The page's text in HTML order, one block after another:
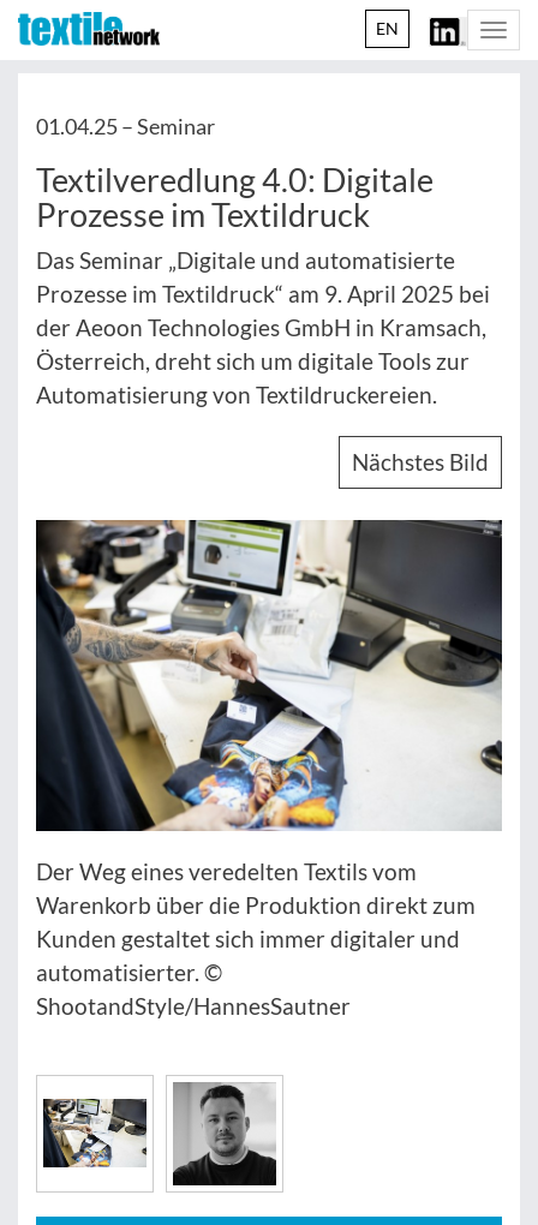
EN
01.04.25 –Seminar
Textilveredlung 4.0: Digitale
Prozesse im Textildruck
Das Seminar „Digitale und automatisierte
Prozesse im Textildruck“ am 9. April 2025 bei
der Aeoon Technologies GmbH in Kramsach,
Österreich, dreht sich um digitale Tools zur
Automatisierung von Textildruckereien.
Nächstes Bild
Der Weg eines veredelten Textils vom
Warenkorb über die Produktion direkt zum
Kunden gestaltet sich immer digitaler und
automatisierter. ©
ShootandStyle/HannesSautner